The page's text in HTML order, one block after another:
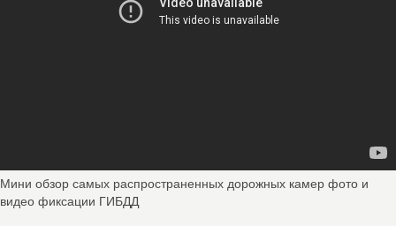
Мини обзор самых распространенных дорожных камер фото и
видео фиксации ГИБДД